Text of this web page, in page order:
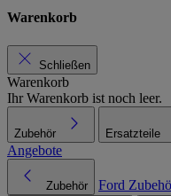
Warenkorb
Schließen
Warenkorb
Ihr Warenkorb ist noch leer.
Zubehör Ersatzteile
Angebote
Zubehör Ford